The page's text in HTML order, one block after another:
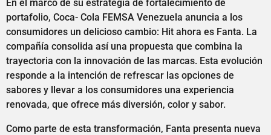
En el marco de su estrategia de fortalecimiento de
portafolio, Coca- Cola FEMSA Venezuela anuncia a los
consumidores un delicioso cambio: Hit ahora es Fanta. La
compañía consolida así una propuesta que combina la
trayectoria con la innovación de las marcas. Esta evolución
responde a la intención de refrescar las opciones de
sabores y llevar a los consumidores una experiencia
renovada, que ofrece más diversión, color y sabor.
Como parte de esta transformación, Fanta presenta nueva